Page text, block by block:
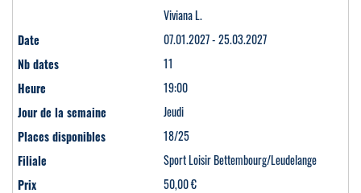
Viviana L.
07.01.2027 - 25.03.2027
11
19:00
Jeudi
18/25
Sport Loisir Bettembourg/Leudelange
50,00 €